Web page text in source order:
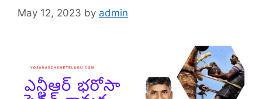
May 12, 2023 by admin